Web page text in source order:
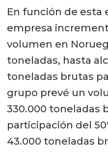
En función de esta
empresa
volumen en
toneladas, hasta
toneladas brutas
grupo prevé un
330.000 toneladas
participación del
43.000 toneladas